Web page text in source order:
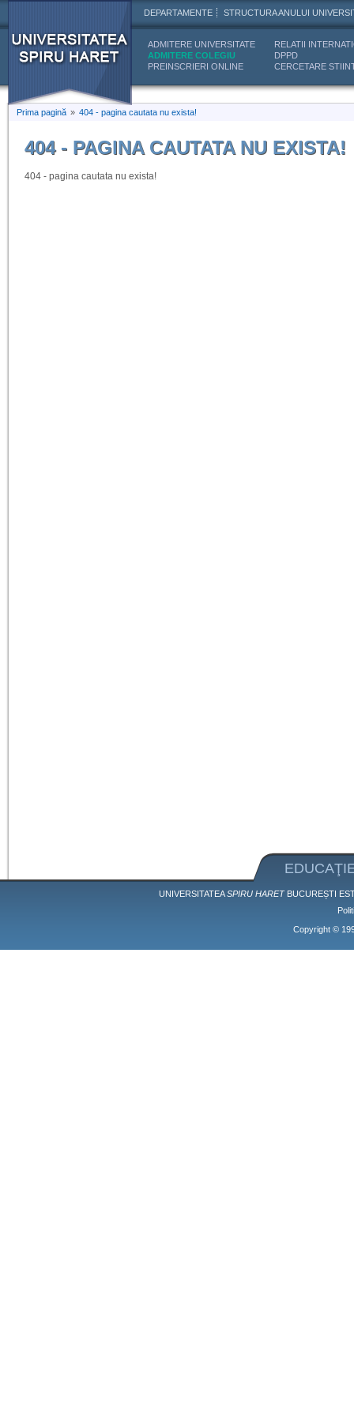
DEPARTAMENTE STRUCTURA ANULUI
ADMITERE UNIVERSITATE
ADMITERE COLEGIU
PREINSCRIERI ONLINE
RELATII
DPPD
CERCETARE
Prima pagină » 404 - pagina cautata nu exista!
404 - PAGINA CAUTATA NU EXISTA!
404 - pagina cautata nu exista!
UNIVERSITATEASPIRU HARETBUCUREȘTI
Copyright ©